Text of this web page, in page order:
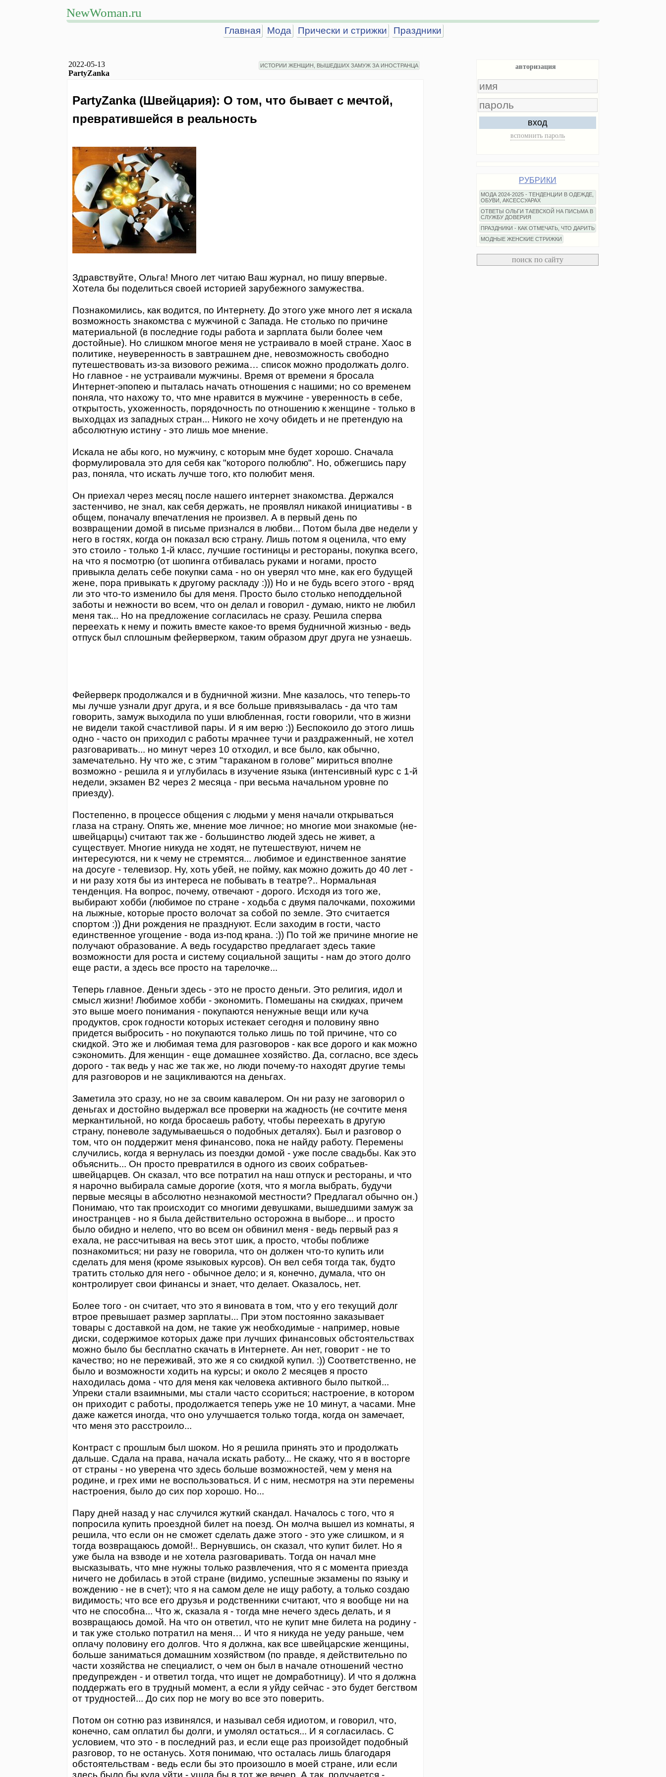
NewWoman.ru
Главная Мода Прически и стрижки Праздники
2022-05-13
PartyZanka
ИСТОРИИ ЖЕНЩИН, ВЫШЕДШИХ ЗАМУЖ ЗА ИНОСТРАНЦА
PartyZanka (Швейцария): О том, что бывает с мечтой,
превратившейся в реальность
Здравствуйте, Ольга! Много лет читаю Ваш журнал, но пишу впервые.
Хотела бы поделиться своей историей зарубежного замужества.
Познакомились, как водится, по Интернету. До этого уже много лет я искала
возможность знакомства с мужчиной с Запада. Не столько по причине
материальной (в последние годы работа и зарплата были более чем
достойные). Но слишком многое меня не устраивало в моей стране. Хаос в
политике, неуверенность в завтрашнем дне, невозможность свободно
путешествовать из-за визового режима… список можно продолжать долго.
Но главное - не устраивали мужчины. Время от времени я бросала
Интернет-эпопею и пыталась начать отношения с нашими; но со временем
поняла, что нахожу то, что мне нравится в мужчине - уверенность в себе,
открытость, ухоженность, порядочность по отношению к женщине - только в
выходцах из западных стран... Никого не хочу обидеть и не претендую на
абсолютную истину - это лишь мое мнение.
Искала не абы кого, но мужчину, с которым мне будет хорошо. Сначала
формулировала это для себя как "которого полюблю". Но, обжегшись пару
раз, поняла, что искать лучше того, кто полюбит меня.
Он приехал через месяц после нашего интернет знакомства. Держался
застенчиво, не знал, как себя держать, не проявлял никакой инициативы - в
общем, поначалу впечатления не произвел. А в первый день по
возвращении домой в письме признался в любви... Потом была две недели у
него в гостях, когда он показал всю страну. Лишь потом я оценила, что ему
это стоило - только 1-й класс, лучшие гостиницы и рестораны, покупка всего,
на что я посмотрю (от шопинга отбивалась руками и ногами, просто
привыкла делать себе покупки сама - но он уверял что мне, как его будущей
жене, пора привыкать к другому раскладу :))) Но и не будь всего этого - вряд
ли это что-то изменило бы для меня. Просто было столько неподдельной
заботы и нежности во всем, что он делал и говорил - думаю, никто не любил
меня так... Но на предложение согласилась не сразу. Решила сперва
переехать к нему и пожить вместе какое-то время будничной жизнью - ведь
отпуск был сплошным фейерверком, таким образом друг друга не узнаешь.
Фейерверк продолжался и в будничной жизни. Мне казалось, что теперь-то
мы лучше узнали друг друга, и я все больше привязывалась - да что там
говорить, замуж выходила по уши влюбленная, гости говорили, что в жизни
не видели такой счастливой пары. И я им верю :)) Беспокоило до этого лишь
одно - часто он приходил с работы мрачнее тучи и раздраженный, не хотел
разговаривать... но минут через 10 отходил, и все было, как обычно,
замечательно. Ну что же, с этим "тараканом в голове" мириться вполне
возможно - решила я и углубилась в изучение языка (интенсивный курс с 1-й
недели, экзамен В2 через 2 месяца - при весьма начальном уровне по
приезду).
Постепенно, в процессе общения с людьми у меня начали открываться
глаза на страну. Опять же, мнение мое личное; но многие мои знакомые (не-
швейцарцы) считают так же - большинство людей здесь не живет, а
существует. Многие никуда не ходят, не путешествуют, ничем не
интересуются, ни к чему не стремятся... любимое и единственное занятие
на досуге - телевизор. Ну, хоть убей, не пойму, как можно дожить до 40 лет -
и ни разу хотя бы из интереса не побывать в театре?.. Нормальная
тенденция. На вопрос, почему, отвечают - дорого. Исходя из того же,
выбирают хобби (любимое по стране - ходьба с двумя палочками, похожими
на лыжные, которые просто волочат за собой по земле. Это считается
спортом :)) Дни рождения не празднуют. Если заходим в гости, часто
единственное угощение - вода из-под крана. :)) По той же причине многие не
получают образование. А ведь государство предлагает здесь такие
возможности для роста и систему социальной защиты - нам до этого долго
еще расти, а здесь все просто на тарелочке...
Теперь главное. Деньги здесь - это не просто деньги. Это религия, идол и
смысл жизни! Любимое хобби - экономить. Помешаны на скидках, причем
это выше моего понимания - покупаются ненужные вещи или куча
продуктов, срок годности которых истекает сегодня и половину явно
придется выбросить - но покупаются только лишь по той причине, что со
скидкой. Это же и любимая тема для разговоров - как все дорого и как можно
сэкономить. Для женщин - еще домашнее хозяйство. Да, согласно, все здесь
дорого - так ведь у нас же так же, но люди почему-то находят другие темы
для разговоров и не зацикливаются на деньгах.
Заметила это сразу, но не за своим кавалером. Он ни разу не заговорил о
деньгах и достойно выдержал все проверки на жадность (не сочтите меня
меркантильной, но когда бросаешь работу, чтобы переехать в другую
страну, поневоле задумываешься о подобных деталях). Был и разговор о
том, что он поддержит меня финансово, пока не найду работу. Перемены
случились, когда я вернулась из поездки домой - уже после свадьбы. Как это
объяснить... Он просто превратился в одного из своих собратьев-
швейцарцев. Он сказал, что все потратил на наш отпуск и рестораны, и что
я нарочно выбирала самые дорогие (хотя, что я могла выбрать, будучи
первые месяцы в абсолютно незнакомой местности? Предлагал обычно он.)
Понимаю, что так происходит со многими девушками, вышедшими замуж за
иностранцев - но я была действительно осторожна в выборе... и просто
было обидно и нелепо, что во всем он обвинил меня - ведь первый раз я
ехала, не рассчитывая на весь этот шик, а просто, чтобы поближе
познакомиться; ни разу не говорила, что он должен что-то купить или
сделать для меня (кроме языковых курсов). Он вел себя тогда так, будто
тратить столько для него - обычное дело; и я, конечно, думала, что он
контролирует свои финансы и знает, что делает. Оказалось, нет.
Более того - он считает, что это я виновата в том, что у его текущий долг
втрое превышает размер зарплаты... При этом постоянно заказывает
товары с доставкой на дом, не такие уж необходимые - например, новые
диски, содержимое которых даже при лучших финансовых обстоятельствах
можно было бы бесплатно скачать в Интернете. Ан нет, говорит - не то
качество; но не переживай, это же я со скидкой купил. :)) Соответственно, не
было и возможности ходить на курсы; и около 2 месяцев я просто
находилась дома - что для меня как человека активного было пыткой...
Упреки стали взаимными, мы стали часто ссориться; настроение, в котором
он приходит с работы, продолжается теперь уже не 10 минут, а часами. Мне
даже кажется иногда, что оно улучшается только тогда, когда он замечает,
что меня это расстроило...
Контраст с прошлым был шоком. Но я решила принять это и продолжать
дальше. Сдала на права, начала искать работу... Не скажу, что я в восторге
от страны - но уверена что здесь больше возможностей, чем у меня на
родине, и грех ими не воспользоваться. И с ним, несмотря на эти перемены
настроения, было до сих пор хорошо. Но...
Пару дней назад у нас случился жуткий скандал. Началось с того, что я
попросила купить проездной билет на поезд. Он молча вышел из комнаты, я
решила, что если он не сможет сделать даже этого - это уже слишком, и я
тогда возвращаюсь домой!.. Вернувшись, он сказал, что купит билет. Но я
уже была на взводе и не хотела разговаривать. Тогда он начал мне
высказывать, что мне нужны только развлечения, что я с момента приезда
ничего не добилась в этой стране (видимо, успешные экзамены по языку и
вождению - не в счет); что я на самом деле не ищу работу, а только создаю
видимость; что все его друзья и родственники считают, что я вообще ни на
что не способна... Что ж, сказала я - тогда мне нечего здесь делать, и я
возвращаюсь домой. На что он ответил, что не купит мне билета на родину -
и так уже столько потратил на меня… И что я никуда не уеду раньше, чем
оплачу половину его долгов. Что я должна, как все швейцарские женщины,
больше заниматься домашним хозяйством (по правде, я действительно по
части хозяйства не специалист, о чем он был в начале отношений честно
предупрежден - и ответил тогда, что ищет не домработницу). И что я должна
поддержать его в трудный момент, а если я уйду сейчас - это будет бегством
от трудностей... До сих пор не могу во все это поверить.
Потом он сотню раз извинялся, и называл себя идиотом, и говорил, что,
конечно, сам оплатил бы долги, и умолял остаться... И я согласилась. С
условием, что это - в последний раз, и если еще раз произойдет подобный
разговор, то не останусь. Хотя понимаю, что осталась лишь благодаря
обстоятельствам - ведь если бы это произошло в моей стране, или если
здесь было бы куда уйти - ушла бы в тот же вечер. А так, получается -
авторизация
вход
вспомнить пароль
РУБРИКИ
МОДА 2024-2025 - ТЕНДЕНЦИИ В ОДЕЖДЕ,
ОБУВИ, АКСЕССУАРАХ
ОТВЕТЫ ОЛЬГИ ТАЕВСКОЙ НА ПИСЬМА В
СЛУЖБУ ДОВЕРИЯ
ПРАЗДНИКИ - КАК ОТМЕЧАТЬ, ЧТО ДАРИТЬ
МОДНЫЕ ЖЕНСКИЕ СТРИЖКИ